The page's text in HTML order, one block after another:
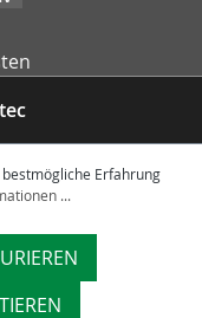
Erfahrung
...